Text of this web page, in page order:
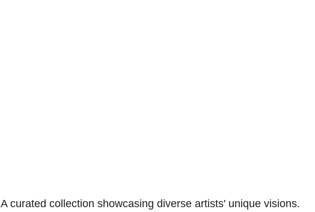
A curated collection showcasing diverse artists' unique visions.